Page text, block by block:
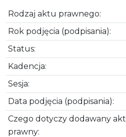
Rodzaj aktu prawnego:
Rok podjęcia (podpisania):
Status:
Kadencja:
Sesja:
Data podjęcia (podpisania):
Czego dotyczy dodawany akt
prawny: